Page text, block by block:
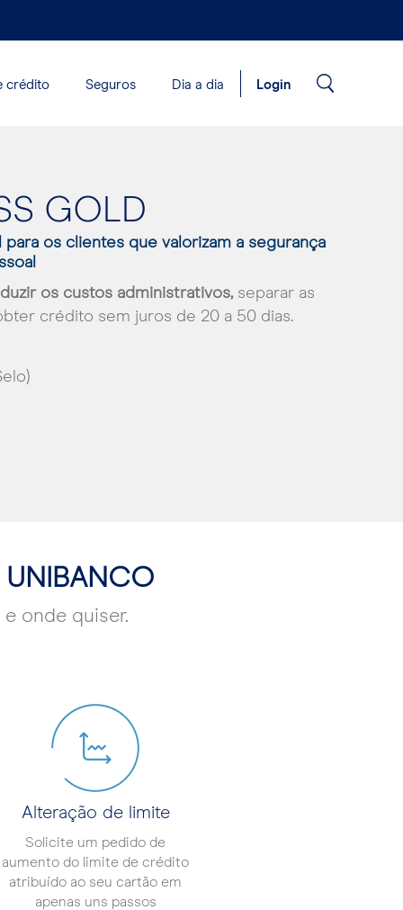
crédito Seguros Dia a dia Login
GOLD
os clientes que valorizam a segurança
os custos administrativos,separar as
crédito sem juros de 20 a 50 dias.
UNIBANCO
onde quiser.
Alteração de limite
Solicite um pedido de
aumento do limite de crédito
atribuído ao seu cartão em
apenas uns passos